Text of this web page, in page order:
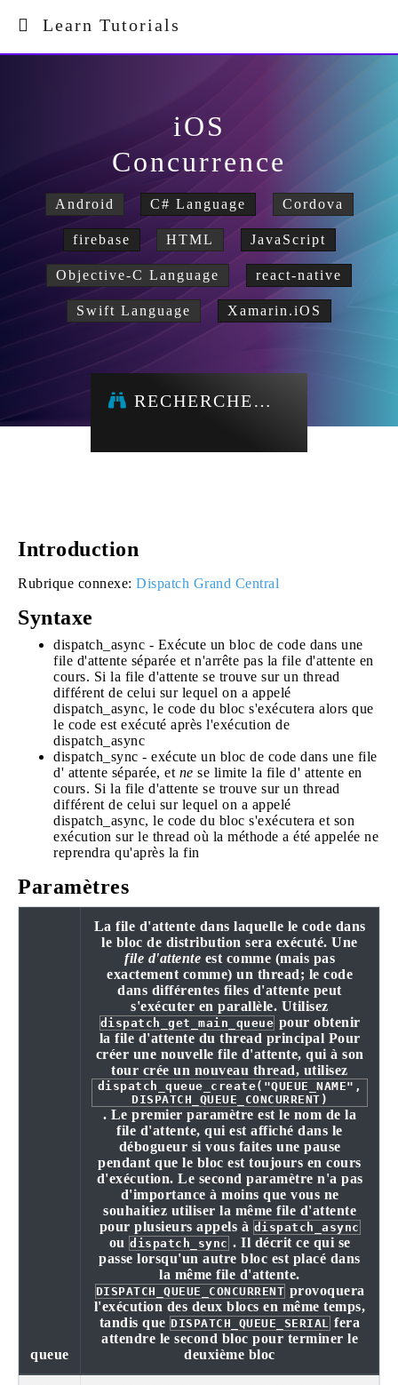
Learn Tutorials
iOS
Concurrence
Android C# Language Cordova
firebase HTML JavaScript
Objective-C Language react-native
Swift Language Xamarin.iOS
RECHERCHE…
Introduction
Rubrique connexe: Dispatch Grand Central
Syntaxe
dispatch_async - Exécute un bloc de code dans une
file d'attente séparée et n'arrête pas la file d'attente en
cours. Si la file d'attente se trouve sur un thread
différent de celui sur lequel on a appelé
dispatch_async, le code du bloc s'exécutera alors que
le code est exécuté après l'exécution de
dispatch_async
dispatch_sync - exécute un bloc de code dans une file
d' attente séparée, et ne se limite la file d' attente en
cours. Si la file d'attente se trouve sur un thread
différent de celui sur lequel on a appelé
dispatch_async, le code du bloc s'exécutera et son
exécution sur le thread où la méthode a été appelée ne
reprendra qu'après la fin
Paramètres
queue
La file d'attente dans laquelle le code dans
le bloc de distribution sera exécuté. Une
file d'attente est comme (mais pas
exactement comme) un thread; le code
dans différentes files d'attente peut
s'exécuter en parallèle. Utilisez
dispatch_get_main_queue pour obtenir
la file d'attente du thread principal Pour
créer une nouvelle file d'attente, qui à son
tour crée un nouveau thread, utilisez
dispatch_queue_create("QUEUE_NAME",
DISPATCH_QUEUE_CONCURRENT)
. Le premier paramètre est le nom de la
file d'attente, qui est affiché dans le
débogueur si vous faites une pause
pendant que le bloc est toujours en cours
d'exécution. Le second paramètre n'a pas
d'importance à moins que vous ne
souhaitiez utiliser la même file d'attente
pour plusieurs appels à dispatch_async
ou dispatch_sync . Il décrit ce qui se
passe lorsqu'un autre bloc est placé dans
la même file d'attente.
DISPATCH_QUEUE_CONCURRENT provoquera
l'exécution des deux blocs en même temps,
tandis que DISPATCH_QUEUE_SERIAL fera
attendre le second bloc pour terminer le
deuxième bloc